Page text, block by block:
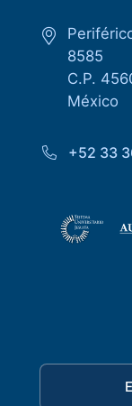
8585
C.P.
México
+52 33